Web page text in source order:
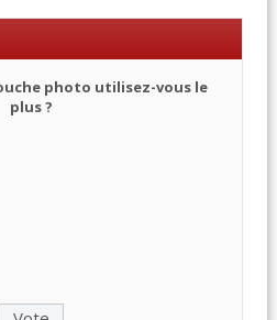
photo utilisez-vous le
plus ?